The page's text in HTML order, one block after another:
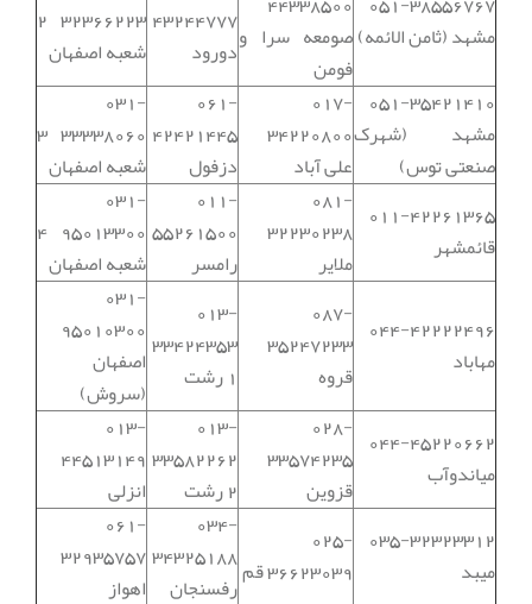
مشهد (ثامن الائمه)صومعه سرا و
فومن
43244777
دورود
32366223 2
شعبه اصفهان
051-35421410
مشهد (شهرک
صنعتی توس)
017-
34220800
علی آباد
061-
42421445
دزفول
031-
33338060 3
شعبه اصفهان
011-42261365
قائمشهر
081-
32230238
ملایر
011-
55261500
رامسر
031-
95013300 4
شعبه اصفهان
044-42222496
مهاباد
087-
35247233
قروه
013-
33424353
1 رشت
031-
95010300
اصفهان
(سروش)
044-45220662
میاندوآب
028-
33574235
قزوین
013-
33582262
2 رشت
013-
44513149
انزلی
035-32323312
میبد
025-
36623039 قم
034-
34325188
رفسنجان
061-
32935757
اهواز